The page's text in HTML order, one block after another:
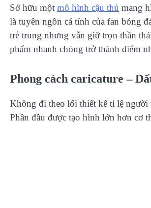
Sở hữu một mô hình cậu thủ mang
là tuyên ngôn cá tính của fan bóng
trẻ trung nhưng vẫn giữ trọn thần
phẩm nhanh chóng trở thành điểm
Phong cách caricature –
Không đi theo lối thiết kế tỉ lệ người
Phần đầu được tạo hình lớn hơn cơ